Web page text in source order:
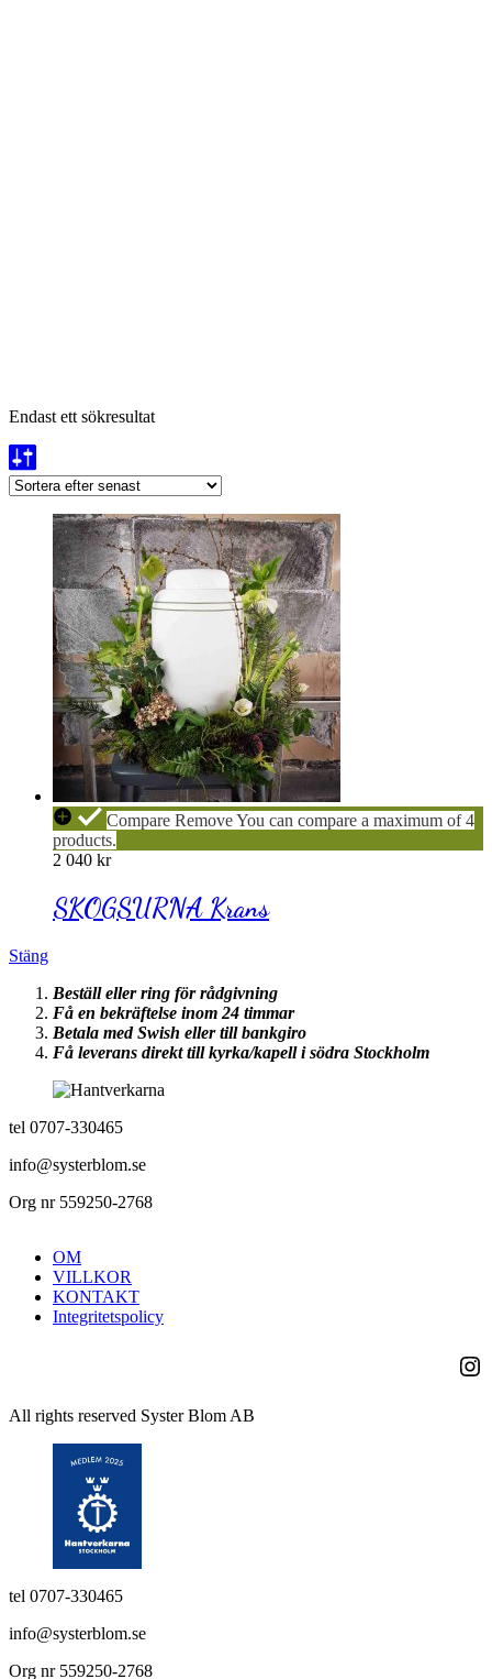
Endast ett sökresultat
SKOGSURNA
Krans
CompareRemoveYou can compare a maximum of 4
products.
2 040 kr
SKOGSURNA Krans
Stäng
Beställ eller ring för rådgivning
Få en bekräftelse inom 24 timmar
Betala med Swish eller till bankgiro
Få leverans direkt till kyrka/kapell i södra Stockholm
tel 0707-330465
info@systerblom.se
Org nr 559250-2768
OM
VILLKOR
KONTAKT
Integritetspolicy
All rights reserved Syster Blom AB
tel 0707-330465
info@systerblom.se
Org nr 559250-2768